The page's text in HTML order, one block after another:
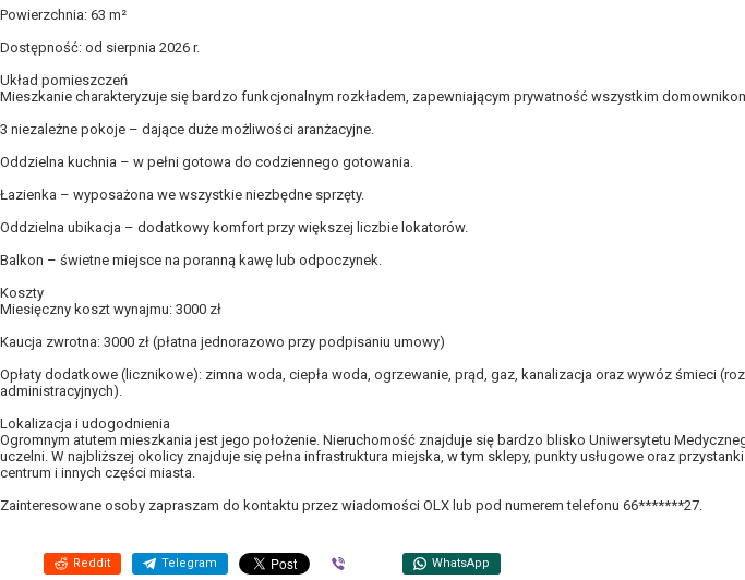
Powierzchnia: 63 m²
Dostępność: od sierpnia 2026 r.
Układ pomieszczeń
Mieszkanie charakteryzuje się bardzo funkcjonalnym rozkładem, zapewniającym prywatność wszystkim
3 niezależne pokoje – dające duże możliwości aranżacyjne.
Oddzielna kuchnia – w pełni gotowa do codziennego gotowania.
Łazienka – wyposażona we wszystkie niezbędne sprzęty.
Oddzielna ubikacja – dodatkowy komfort przy większej liczbie lokatorów.
Balkon – świetne miejsce na poranną kawę lub odpoczynek.
Koszty
Miesięczny koszt wynajmu: 3000 zł
Kaucja zwrotna: 3000 zł (płatna jednorazowo przy podpisaniu umowy)
Opłaty dodatkowe (licznikowe): zimna woda, ciepła woda, ogrzewanie, prąd, gaz, kanalizacja oraz wywóz śmieci
administracyjnych).
Lokalizacja i udogodnienia
Ogromnym atutem mieszkania jest jego położenie. Nieruchomość znajduje się bardzo blisko Uniwersytetu
uczelni. W najbliższej okolicy znajduje się pełna infrastruktura miejska, w tym sklepy, punkty usługowe oraz
centrum i innych części miasta.
Zainteresowane osoby zapraszam do kontaktu przez wiadomości OLX lub pod numerem telefonu 66*******27.
Reddit Telegram WhatsApp